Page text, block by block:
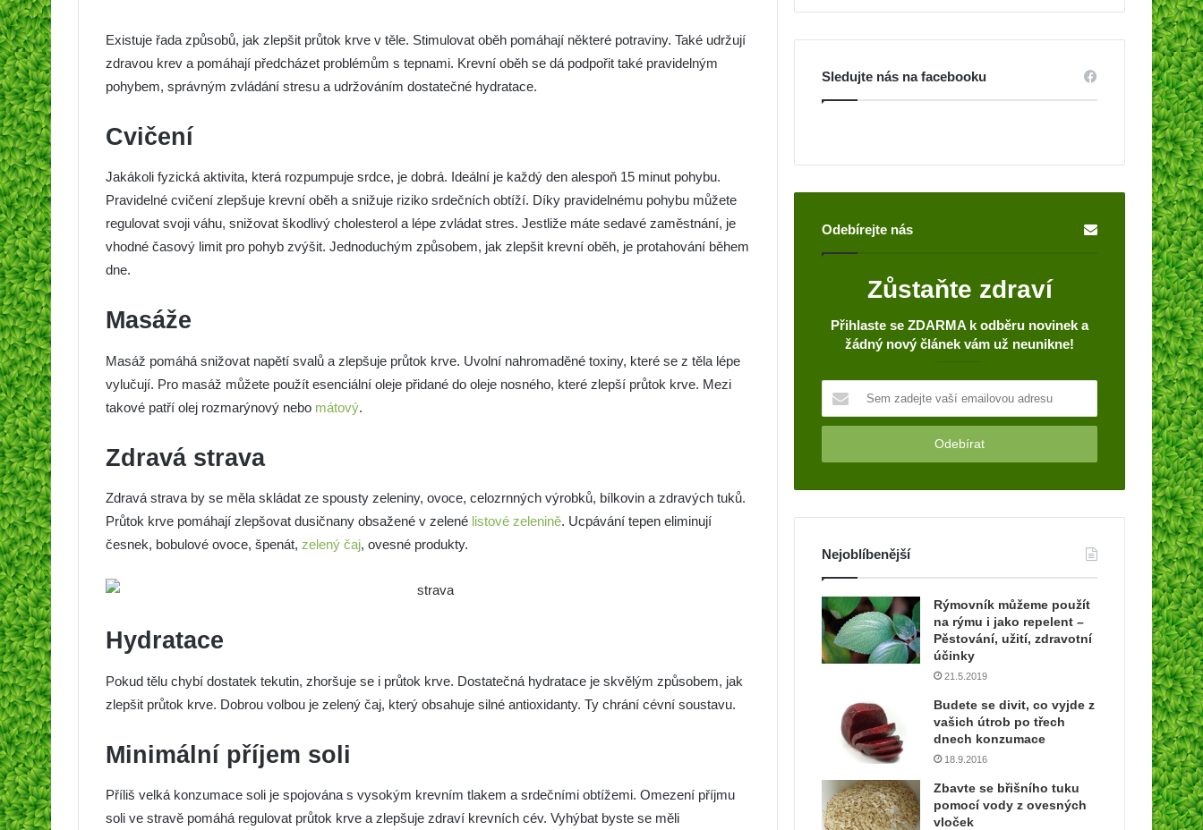
Existuje řada způsobů, jak zlepšit průtok krve v těle. Stimulovat oběh pomáhají některé potraviny. Také udržují
zdravou krev a pomáhají předcházet problémům s tepnami. Krevní oběh se dá podpořit také pravidelným
pohybem, správným zvládání stresu a udržováním dostatečné hydratace.
Cvičení
Jakákoli fyzická aktivita, která rozpumpuje srdce, je dobrá. Ideální je každý den alespoň 15 minut pohybu.
Pravidelné cvičení zlepšuje krevní oběh a snižuje riziko srdečních obtíží. Díky pravidelnému pohybu můžete
regulovat svoji váhu, snižovat škodlivý cholesterol a lépe zvládat stres. Jestliže máte sedavé zaměstnání, je
vhodné časový limit pro pohyb zvýšit. Jednoduchým způsobem, jak zlepšit krevní oběh, je protahování během
dne.
Masáže
Masáž pomáhá snižovat napětí svalů a zlepšuje průtok krve. Uvolní nahromaděné toxiny, které se z těla lépe
vylučují. Pro masáž můžete použít esenciální oleje přidané do oleje nosného, které zlepší průtok krve. Mezi
takové patří olej rozmarýnový nebo mátový.
Zdravá strava
Zdravá strava by se měla skládat ze spousty zeleniny, ovoce, celozrnných výrobků, bílkovin a zdravých tuků.
Průtok krve pomáhají zlepšovat dusičnany obsažené v zelené listové zelenině. Ucpávání tepen eliminují
česnek, bobulové ovoce, špenát, zelený čaj, ovesné produkty.
Hydratace
Pokud tělu chybí dostatek tekutin, zhoršuje se i průtok krve. Dostatečná hydratace je skvělým způsobem, jak
zlepšit průtok krve. Dobrou volbou je zelený čaj, který obsahuje silné antioxidanty. Ty chrání cévní soustavu.
Minimální příjem soli
Příliš velká konzumace soli je spojována s vysokým krevním tlakem a srdečními obtížemi. Omezení příjmu
soli ve stravě pomáhá regulovat průtok krve a zlepšuje zdraví krevních cév. Vyhýbat byste se měli
Sledujte nás na facebooku
Odebírejte nás
Zůstaňte zdraví
Přihlaste se ZDARMA k odběru novinek a
žádný nový článek vám už neunikne!
m
a
j
e
v
a
š
í
e
o
u
a
Nejoblíbenější
Rýmovník můžeme použít
na rýmu i jako repelent –
Pěstování, užití, zdravotní
účinky
21.5.2019
Budete se divit, co vyjde z
vašich útrob po třech
dnech konzumace
18.9.2016
Zbavte se břišního tuku
pomocí vody z ovesných
vloček